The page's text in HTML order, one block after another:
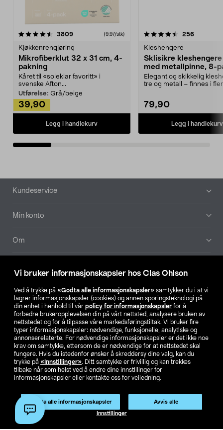
Vi bruker informasjonskapsler hos Clas Ohlson
Ved å trykke på «Godta alle informasjonskapsler» samtykker du i at vi
lagrer informasjonskapsler (cookies) og annen sporingsteknologi på
din enhet i henhold til vår policy for informasjonskapsler for å
forbedre brukeropplevelsen din på vårt nettsted, analysere bruken av
nettstedet og for å tilpasse våre markedsføringstiltak. Vi bruker fire
typer informasjonskapsler: nødvendige, funksjonelle, analytiske og
annonserelaterte. For nødvendige informasjonskapsler er det ikke noe
krav om samtykke, ettersom de er nødvendige for at nettstedet skal
fungere. Hvis du istedenfor ønsker å skreddersy dine valg, kan du
trykke på «Innstillinger». Ditt samtykke er frivillig og kan trekkes
tilbake når som helst ved å endre dine innstillinger for
informasjonskapsler eller kontakte oss for veiledning.
Godta alle informasjonskapsler Avvis alle
Innstillinger
3809anmeldelser(9,97/stk)
Kjøkkenrengjøring
Mikrofiberklut 32 x 31 cm, 4-
pakning
Kåret til «soleklar favoritt» i
svenske Afton...
Utførelse: Grå/beige
39,90
Legg i handlekurv
4.5av 5 stjerner 256
Kleshengere
Sklisikre
med metallpinne, 8-
Elegant og skikkelig
tre og metall – finnes i
79,90
Legg i handlekurv
4.5av 5 stjerner
Bunntekst
Kundeservice
Min konto
Om
Våre selskaper
Finn din butikk
SE NO FI
Privacy statement Medlemsvilkår Kjøpsvilkår
For bedrifter
Endre til priser ekskl. moms